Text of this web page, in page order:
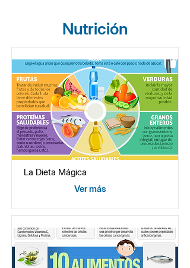
Nutrición
La Dieta Mágica
Ver más